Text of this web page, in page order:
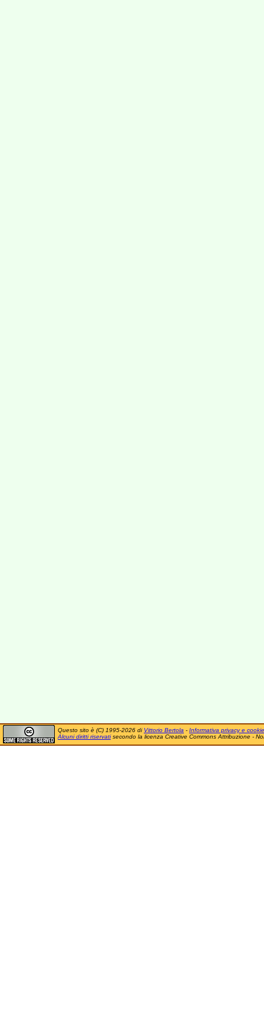
Questo sito è (C) 1995-2026 di Vittorio Bertola - Informativa privacy e cookie
Alcuni diritti riservatisecondo la licenza Creative Commons Attribuzione -